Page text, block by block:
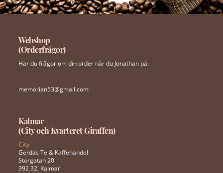
Webshop
(Orderfrågor)
Har du frågor om din order når du Jonathan på:
memorian53@gmail.com
Kalmar
(City och Kvarteret Giraffen)
City
Gerdas Te & Kaffehandel
Storgatan 20
392 32, Kalmar